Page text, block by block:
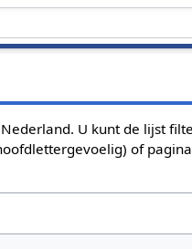
U kunt de lijst
of